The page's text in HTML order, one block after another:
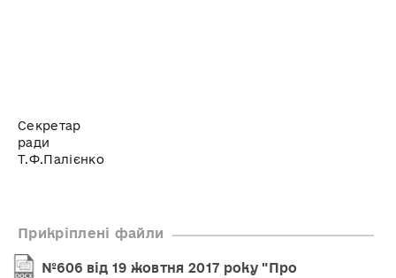
Секретар
ради
Т.Ф.Палієнко
Прикріплені файли
№606 від 19 жовтня 2017 року "Про